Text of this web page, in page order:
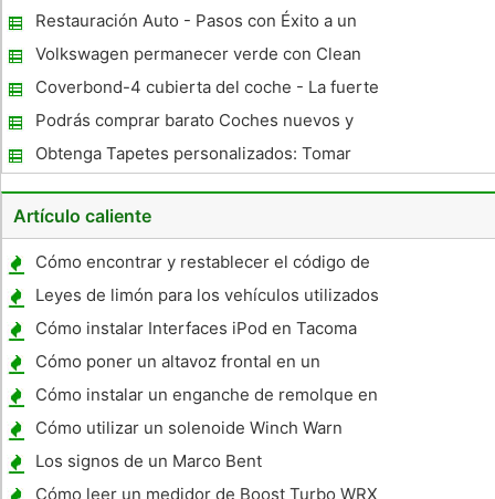
Restauración Auto - Pasos con Éxito a un
coche de gran apariencia
Volkswagen permanecer verde con Clean
Diesel Motors
Coverbond-4 cubierta del coche - La fuerte
Custom Car Covers
Podrás comprar barato Coches nuevos y
usados ​​en Subastas
Obtenga Tapetes personalizados: Tomar
una decisión madura
Artículo caliente
Cómo encontrar y restablecer el código de
entrada sin llave para un '96 Ford Taurus
Leyes de limón para los vehículos utilizados
en Wyoming
Cómo instalar Interfaces iPod en Tacoma
Cómo poner un altavoz frontal en un
Cadillac Fleetwood 1993
Cómo instalar un enganche de remolque en
un Pathfinder
Cómo utilizar un solenoide Winch Warn
Los signos de un Marco Bent
Cómo leer un medidor de Boost Turbo WRX